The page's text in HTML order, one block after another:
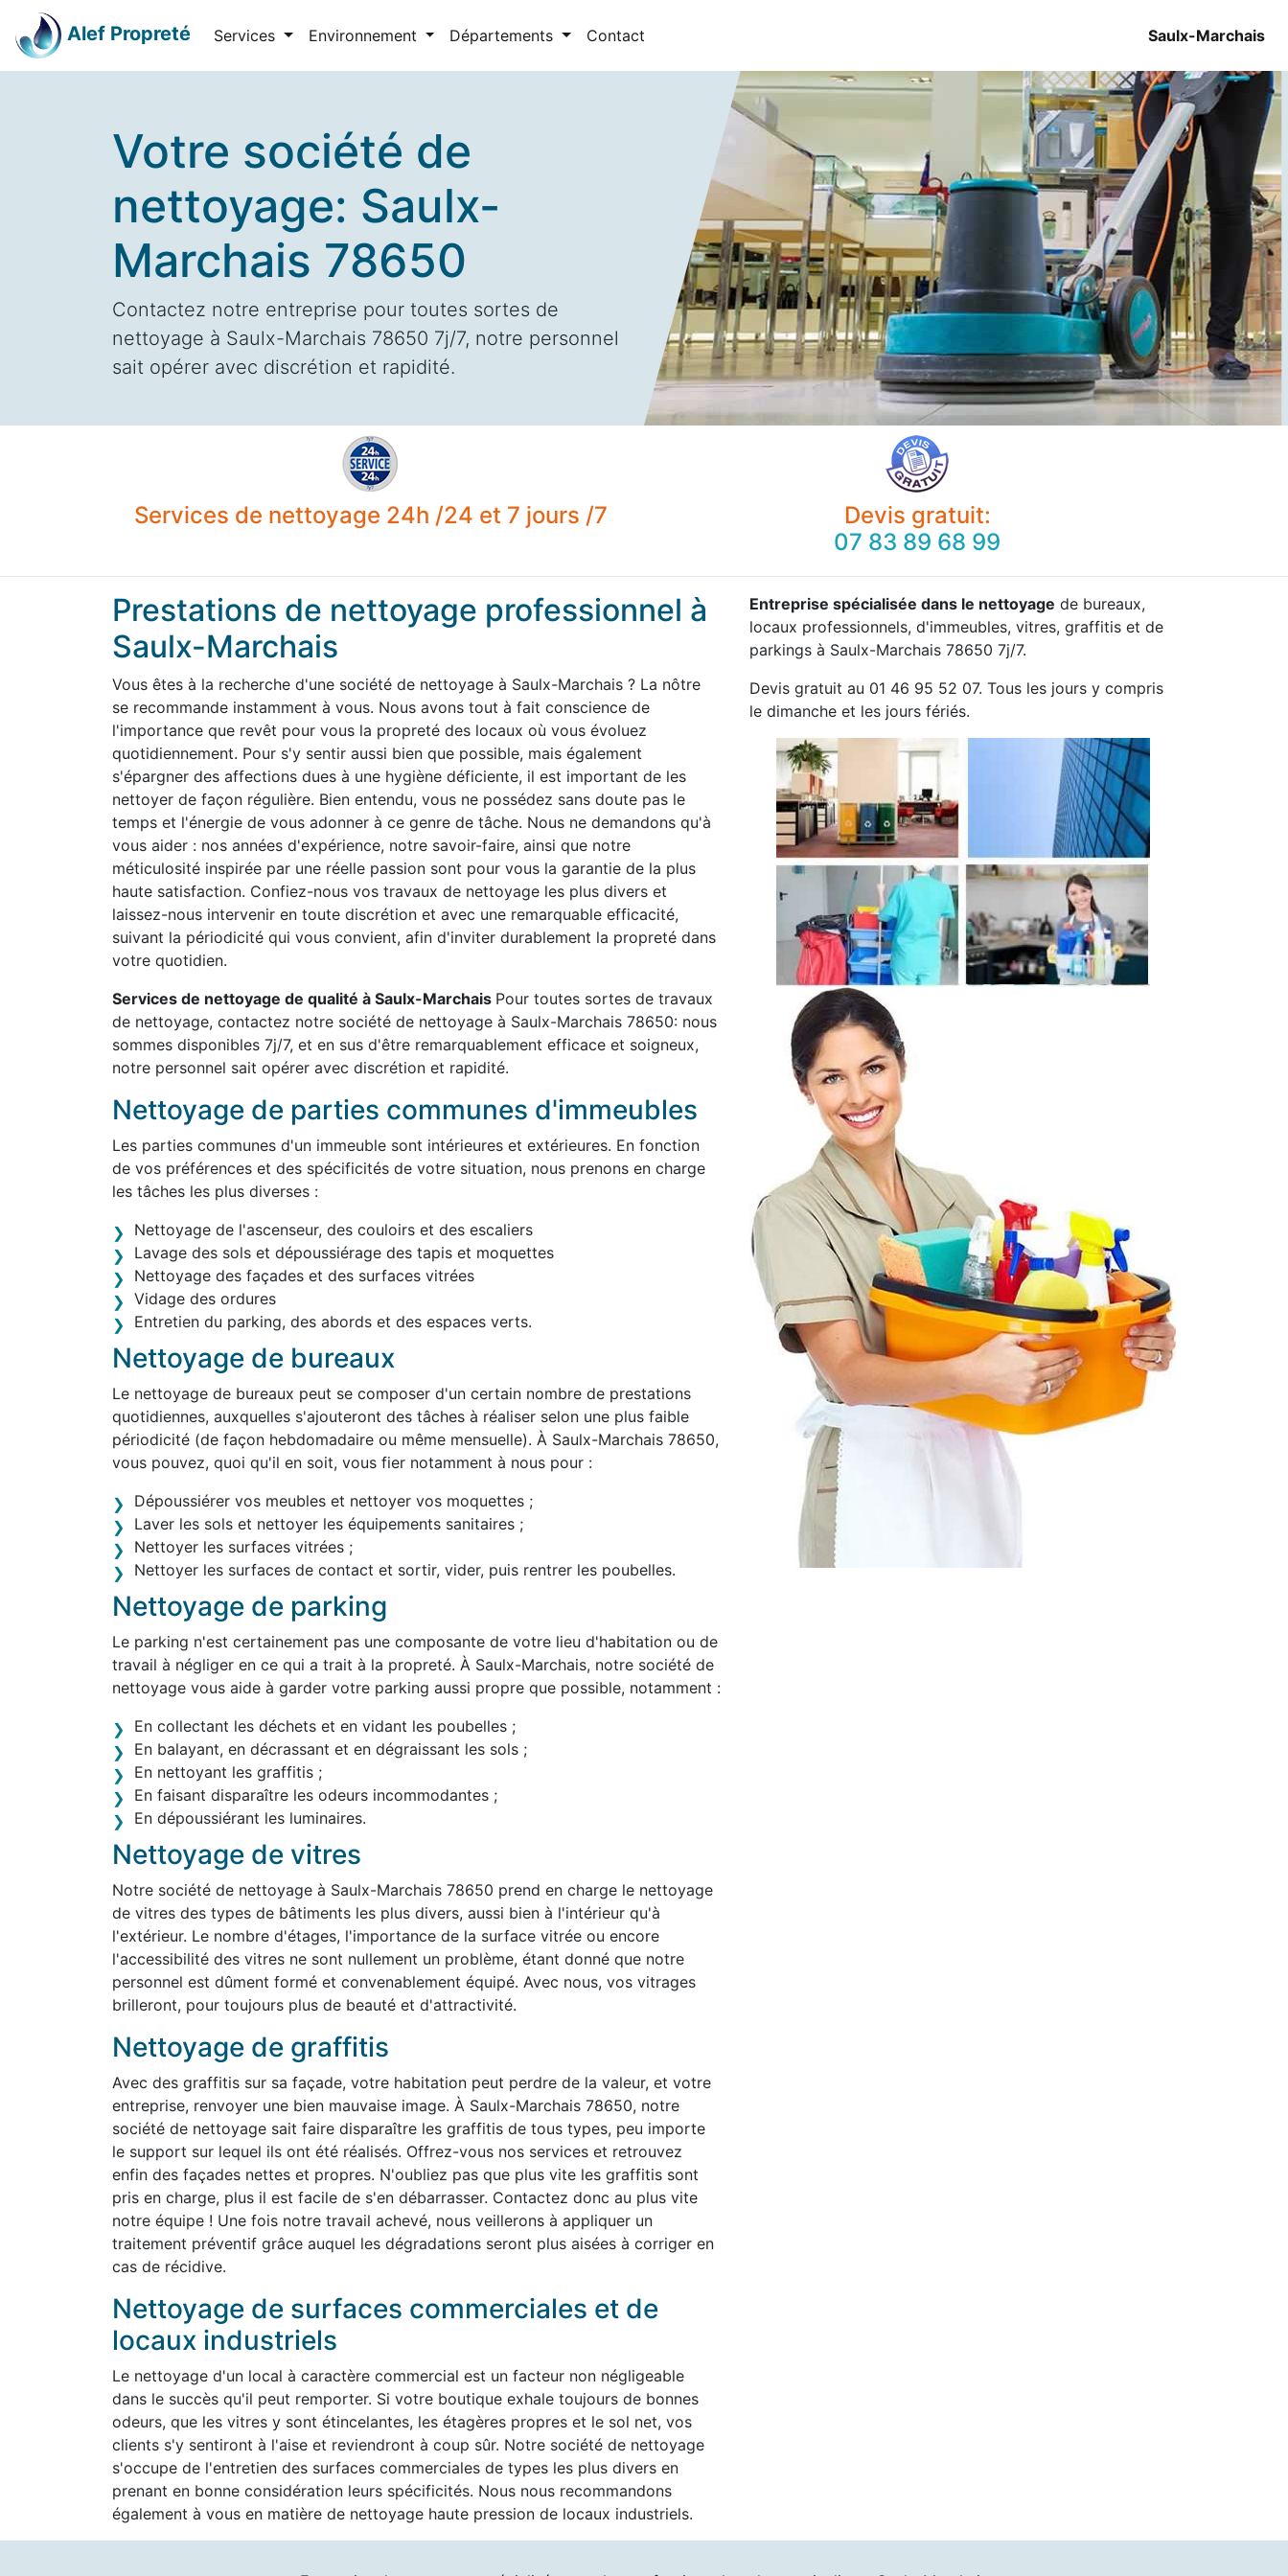
Alef Propreté Services Environnement Départements Contact Saulx-Marchais
Votre société de
nettoyage: Saulx-
Marchais 78650
Contactez notre entreprise pour toutes sortes de
nettoyage à Saulx-Marchais 78650 7j/7, notre personnel
sait opérer avec discrétion et rapidité.
Services de nettoyage 24h /24 et 7 jours /7
Devis gratuit:
07 83 89 68 99
Prestations de nettoyage professionnel à
Saulx-Marchais
Vous êtes à la recherche d'une société de nettoyage à Saulx-Marchais ? La nôtre
se recommande instamment à vous. Nous avons tout à fait conscience de
l'importance que revêt pour vous la propreté des locaux où vous évoluez
quotidiennement. Pour s'y sentir aussi bien que possible, mais également
s'épargner des affections dues à une hygiène déficiente, il est important de les
nettoyer de façon régulière. Bien entendu, vous ne possédez sans doute pas le
temps et l'énergie de vous adonner à ce genre de tâche. Nous ne demandons qu'à
vous aider : nos années d'expérience, notre savoir-faire, ainsi que notre
méticulosité inspirée par une réelle passion sont pour vous la garantie de la plus
haute satisfaction. Confiez-nous vos travaux de nettoyage les plus divers et
laissez-nous intervenir en toute discrétion et avec une remarquable efficacité,
suivant la périodicité qui vous convient, afin d'inviter durablement la propreté dans
votre quotidien.
Services de nettoyage de qualité à Saulx-Marchais Pour toutes sortes de travaux
de nettoyage, contactez notre société de nettoyage à Saulx-Marchais 78650: nous
sommes disponibles 7j/7, et en sus d'être remarquablement efficace et soigneux,
notre personnel sait opérer avec discrétion et rapidité.
Nettoyage de parties communes d'immeubles
Les parties communes d'un immeuble sont intérieures et extérieures. En fonction
de vos préférences et des spécificités de votre situation, nous prenons en charge
les tâches les plus diverses :
Nettoyage de l'ascenseur, des couloirs et des escaliers
Lavage des sols et dépoussiérage des tapis et moquettes
Nettoyage des façades et des surfaces vitrées
Vidage des ordures
Entretien du parking, des abords et des espaces verts.
Nettoyage de bureaux
Le nettoyage de bureaux peut se composer d'un certain nombre de prestations
quotidiennes, auxquelles s'ajouteront des tâches à réaliser selon une plus faible
périodicité (de façon hebdomadaire ou même mensuelle). À Saulx-Marchais 78650,
vous pouvez, quoi qu'il en soit, vous fier notamment à nous pour :
Dépoussiérer vos meubles et nettoyer vos moquettes ;
Laver les sols et nettoyer les équipements sanitaires ;
Nettoyer les surfaces vitrées ;
Nettoyer les surfaces de contact et sortir, vider, puis rentrer les poubelles.
Nettoyage de parking
Le parking n'est certainement pas une composante de votre lieu d'habitation ou de
travail à négliger en ce qui a trait à la propreté. À Saulx-Marchais, notre société de
nettoyage vous aide à garder votre parking aussi propre que possible, notamment :
En collectant les déchets et en vidant les poubelles ;
En balayant, en décrassant et en dégraissant les sols ;
En nettoyant les graffitis ;
En faisant disparaître les odeurs incommodantes ;
En dépoussiérant les luminaires.
Nettoyage de vitres
Notre société de nettoyage à Saulx-Marchais 78650 prend en charge le nettoyage
de vitres des types de bâtiments les plus divers, aussi bien à l'intérieur qu'à
l'extérieur. Le nombre d'étages, l'importance de la surface vitrée ou encore
l'accessibilité des vitres ne sont nullement un problème, étant donné que notre
personnel est dûment formé et convenablement équipé. Avec nous, vos vitrages
brilleront, pour toujours plus de beauté et d'attractivité.
Nettoyage de graffitis
Avec des graffitis sur sa façade, votre habitation peut perdre de la valeur, et votre
entreprise, renvoyer une bien mauvaise image. À Saulx-Marchais 78650, notre
société de nettoyage sait faire disparaître les graffitis de tous types, peu importe
le support sur lequel ils ont été réalisés. Offrez-vous nos services et retrouvez
enfin des façades nettes et propres. N'oubliez pas que plus vite les graffitis sont
pris en charge, plus il est facile de s'en débarrasser. Contactez donc au plus vite
notre équipe ! Une fois notre travail achevé, nous veillerons à appliquer un
traitement préventif grâce auquel les dégradations seront plus aisées à corriger en
cas de récidive.
Nettoyage de surfaces commerciales et de
locaux industriels
Le nettoyage d'un local à caractère commercial est un facteur non négligeable
dans le succès qu'il peut remporter. Si votre boutique exhale toujours de bonnes
odeurs, que les vitres y sont étincelantes, les étagères propres et le sol net, vos
clients s'y sentiront à l'aise et reviendront à coup sûr. Notre société de nettoyage
s'occupe de l'entretien des surfaces commerciales de types les plus divers en
prenant en bonne considération leurs spécificités. Nous nous recommandons
également à vous en matière de nettoyage haute pression de locaux industriels.
Entreprise spécialisée dans le nettoyage de bureaux,
locaux professionnels, d'immeubles, vitres, graffitis et de
parkings à Saulx-Marchais 78650 7j/7.
Devis gratuit au 01 46 95 52 07. Tous les jours y compris
le dimanche et les jours fériés.